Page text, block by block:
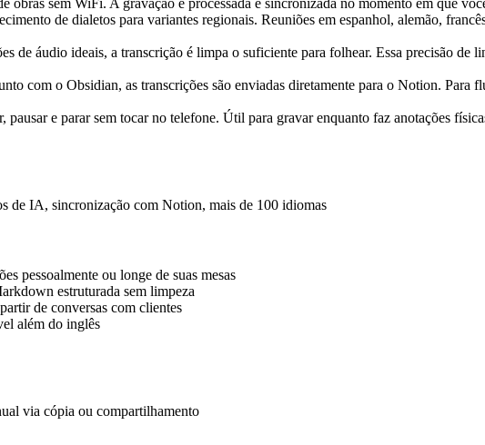
obras sem WiFi. A gravação é processada e sincronizada no momento em que
de dialetos para variantes regionais. Reuniões em espanhol, alemão,
de áudio ideais, a transcrição é limpa o suficiente para folhear. Essa precisão de
com o Obsidian, as transcrições são enviadas diretamente para o Notion. Para
pausar e parar sem tocar no telefone. Útil para gravar enquanto faz anotações
de IA, sincronização com Notion, mais de 100 idiomas
pessoalmente ou longe de suas mesas
estruturada sem limpeza
de conversas com clientes
além do inglês
via cópia ou compartilhamento